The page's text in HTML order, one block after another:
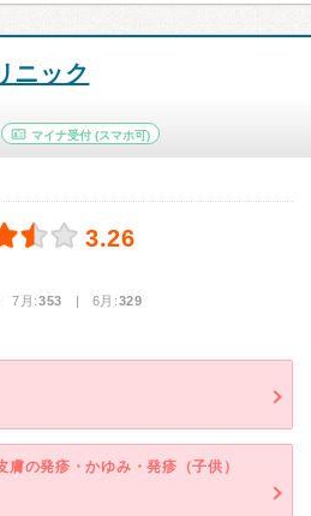
ニック
マイナ受付 (スマホ可)
3.26
7月:353 | 6月:329
膚の発疹・かゆみ・発疹（子供）